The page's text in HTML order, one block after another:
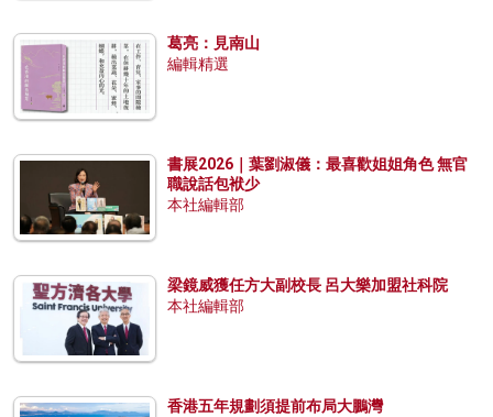
葛亮：見南山
編輯精選
書展2026｜葉劉淑儀：最喜歡姐姐角色 無官
職說話包袱少
本社編輯部
梁鏡威獲任方大副校長 呂大樂加盟社科院
本社編輯部
香港五年規劃須提前布局大鵬灣